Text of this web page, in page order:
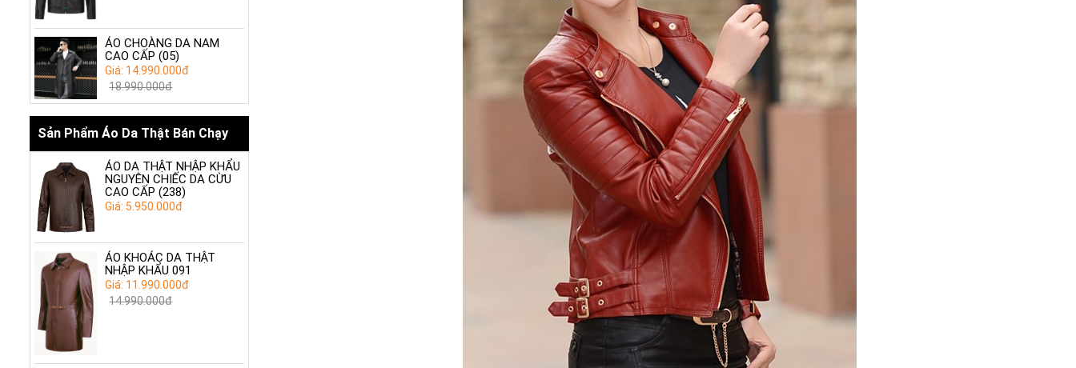
ÁO CHOÀNG DA NAM
CAO CẤP (05)
Giá: 14.990.000đ
18.990.000đ
Sản Phẩm Áo Da Thật Bán Chạy
ÁO DA THẬT NHẬP KHẨU
NGUYÊN CHIẾC DA CỪU
CAO CẤP (238)
Giá: 5.950.000đ
ÁO KHOÁC DA THẬT
NHẬP KHẨU 091
Giá: 11.990.000đ
14.990.000đ